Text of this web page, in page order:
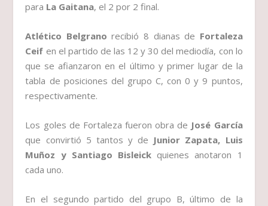
para La Gaitana, el 2 por 2 final.
Atlético Belgranorecibió 8 dianas de Fortaleza
Ceif en el partido de las 12 y 30 del mediodía, con lo
que se afianzaron en el último y primer lugar de la
tabla de posiciones del grupo C, con 0 y 9 puntos,
respectivamente.
Los goles de Fortaleza fueron obra de José García
que convirtió 5 tantos y de Junior Zapata, Luis
Muñoz y Santiago Bisleick quienes anotaron 1
cada uno.
En el segundo partido del grupo B, último de la